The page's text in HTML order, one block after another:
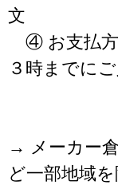
文
④ お支払方
３時までに
→ メーカー
ど一部地域